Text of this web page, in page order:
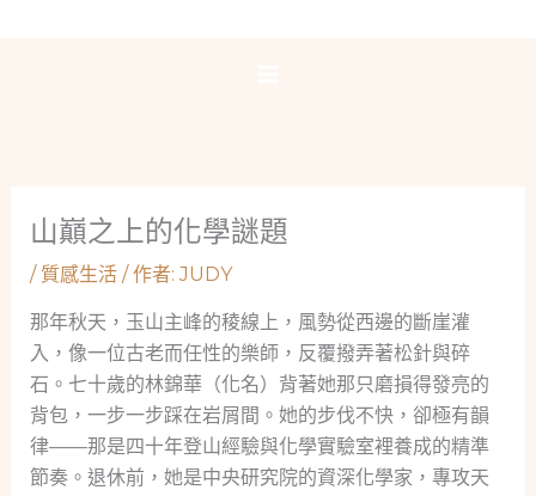
山巔之上的化學謎題
/ 質感生活/ 作者:JUDY
那年秋天，玉山主峰的稜線上，風勢從西邊的斷崖灌
入，像一位古老而任性的樂師，反覆撥弄著松針與碎
石。七十歲的林錦華（化名）背著她那只磨損得發亮的
背包，一步一步踩在岩屑間。她的步伐不快，卻極有韻
律——那是四十年登山經驗與化學實驗室裡養成的精準
節奏。退休前，她是中央研究院的資深化學家，專攻天